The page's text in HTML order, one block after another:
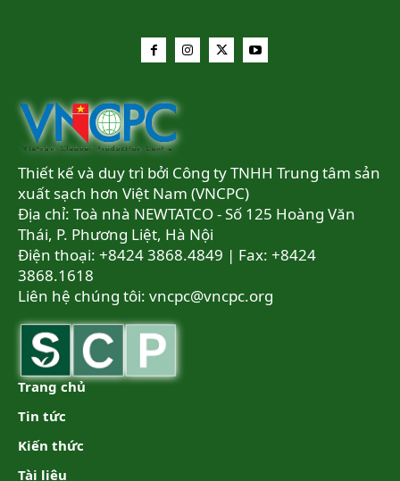
Thiết kế và duy trì bởi Công ty TNHH Trung tâm sản
xuất sạch hơn Việt Nam (VNCPC)
Địa chỉ: Toà nhà NEWTATCO - Số 125 Hoàng Văn
Thái, P. Phương Liệt, Hà Nội
Điện thoại: +8424 3868.4849 | Fax: +8424
3868.1618
Liên hệ chúng tôi: vncpc@vncpc.org
Trang chủ
Tin tức
Kiến thức
Tài liệu